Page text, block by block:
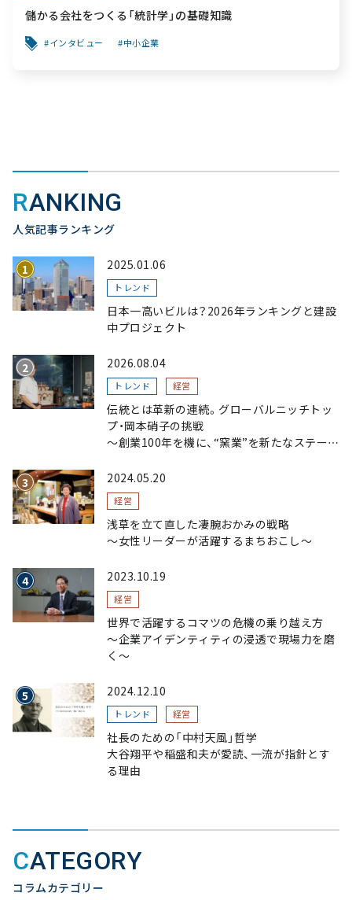
儲かる会社をつくる「統計学」の基礎知識
インタビュー 中小企業
RANKING
人気記事ランキング
2025.01.06
トレンド
日本一高いビルは？2026年ランキングと建設
中プロジェクト
2026.08.04
トレンド 経営
伝統とは革新の連続。グローバルニッチトッ
プ・岡本硝子の挑戦
～創業100年を機に、“窯業”を新たなステージ
略～
2024.05.20
経営
浅草を立て直した凄腕おかみの戦略
〜女性リーダーが活躍するまちおこし〜
2023.10.19
経営
世界で活躍するコマツの危機の乗り越え方
〜企業アイデンティティの浸透で現場力を磨
く〜
2024.12.10
トレンド 経営
社長のための「中村天風」哲学
大谷翔平や稲盛和夫が愛読、一流が指針とす
る理由
CATEGORY
コラムカテゴリー